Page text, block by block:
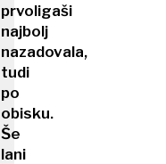
prvoligaši
najbolj
nazadovala,
tudi
po
obisku.
Še
lani